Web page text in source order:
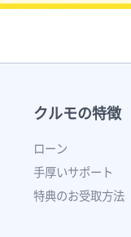
クルモの特徴
ローン
手厚いサポート
特典のお受取方法